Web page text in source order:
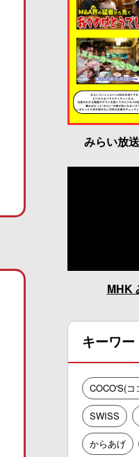
みらい放
MHK
キーワー
COCO'S(コ
SWISS
からあげ